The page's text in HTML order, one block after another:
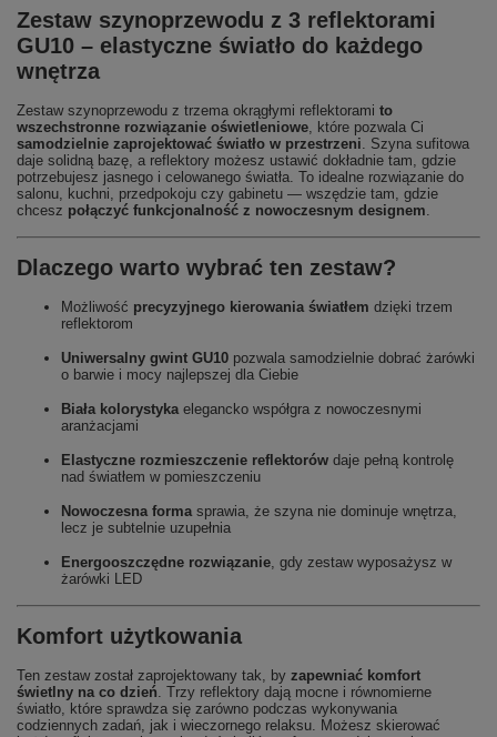
Zestaw szynoprzewodu z 3 reflektorami
GU10 – elastyczne światło do każdego
wnętrza
Zestaw szynoprzewodu z trzema okrągłymi reflektorami to
wszechstronne rozwiązanie oświetleniowe, które pozwala Ci
samodzielnie zaprojektować światło w przestrzeni. Szyna sufitowa
daje solidną bazę, a reflektory możesz ustawić dokładnie tam, gdzie
potrzebujesz jasnego i celowanego światła. To idealne rozwiązanie do
salonu, kuchni, przedpokoju czy gabinetu — wszędzie tam, gdzie
chcesz połączyć funkcjonalność z nowoczesnym designem.
Dlaczego warto wybrać ten zestaw?
Możliwość precyzyjnego kierowania światłem dzięki trzem
reflektorom
Uniwersalny gwint GU10 pozwala samodzielnie dobrać żarówki
o barwie i mocy najlepszej dla Ciebie
Biała kolorystykaelegancko współgra z nowoczesnymi
aranżacjami
Elastyczne rozmieszczenie reflektorów daje pełną kontrolę
nad światłem w pomieszczeniu
Nowoczesna formasprawia, że szyna nie dominuje wnętrza,
lecz je subtelnie uzupełnia
Energooszczędne rozwiązanie, gdy zestaw wyposażysz w
żarówki LED
Komfort użytkowania
Ten zestaw został zaprojektowany tak, by zapewniać komfort
świetlny na co dzień. Trzy reflektory dają mocne i równomierne
światło, które sprawdza się zarówno podczas wykonywania
codziennych zadań, jak i wieczornego relaksu. Możesz skierować